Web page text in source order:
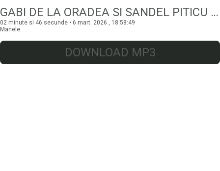
GABI DE LA ORADEA SI SANDEL PITICU – ZECE MINUS NOUA
02 minute si 46 secunde • 6 mart. 2026 , 18:58:49
Manele
DOWNLOAD MP3